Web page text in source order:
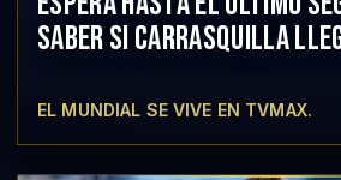
SABER SI CARRASQUILLA
EL MUNDIAL SE VIVE EN TVMAX.